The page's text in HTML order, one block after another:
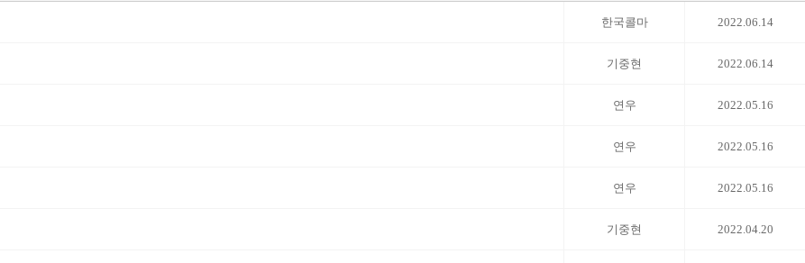
한국콜마 2022.06.14
기중현 2022.06.14
연우 2022.05.16
연우 2022.05.16
연우 2022.05.16
기중현 2022.04.20